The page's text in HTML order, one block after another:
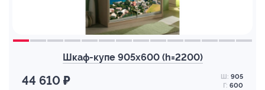
Шкаф-купе 905х600 (h=2200)
44 610 ₽ Ш: 905
Г: 600